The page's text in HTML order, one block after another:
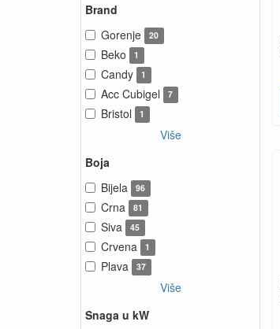
Brand
Gorenje
20
Beko 1
Candy 1
Acc Cubigel 7
Bristol 1
Više
Boja
Bijela
96
Crna 81
Siva 45
Crvena 1
Plava 37
Više
Snaga u kW